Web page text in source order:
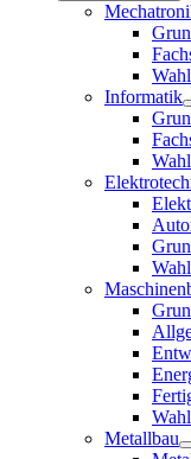
Informatik
Metallbau